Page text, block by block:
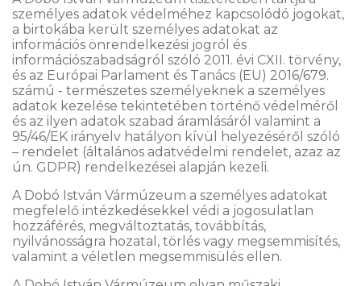
személyes adatok védelméhez kapcsolódó jogokat,
a birtokába került személyes adatokat az
információs önrendelkezési jogról és
információszabadságról szóló 2011. évi CXII. törvény,
és az Európai Parlament és Tanács (EU) 2016/679.
számú - természetes személyeknek a személyes
adatok kezelése tekintetében történő védelméről
és az ilyen adatok szabad áramlásáról valamint a
95/46/EK irányelv hatályon kívül helyezéséről szóló
– rendelet (általános adatvédelmi rendelet, azaz az
ún. GDPR) rendelkezései alapján kezeli.
A Dobó István Vármúzeum a személyes adatokat
megfelelő intézkedésekkel védi a jogosulatlan
hozzáférés, megváltoztatás, továbbítás,
nyilvánosságra hozatal, törlés vagy megsemmisítés,
valamint a véletlen megsemmisülés ellen.